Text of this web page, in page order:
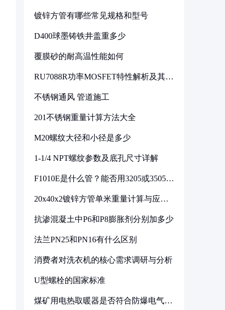
镀锌方管有哪些常见规格和型号
D400球墨铸铁井盖重多少
覆膜砂的耐高温性能如何
RU7088R功率MOSFET特性解析及其在
不锈钢通风 管道施工
201不锈钢重量计算方法大全
M20螺纹大径和小径是多少
1-1/4 NPT螺纹参数及底孔尺寸详解
F1010E是什么管？能否用3205或3505代
20x40x2镀锌方管单米重量计算与应用
抗渗混凝土中P6和P8膨胀剂分别加多少
法兰PN25和PN16有什么区别
消费者对洗衣机的核心需求调研与分析
U型螺栓的国家标准
煤矿用电热取暖器是否符合防爆电气设